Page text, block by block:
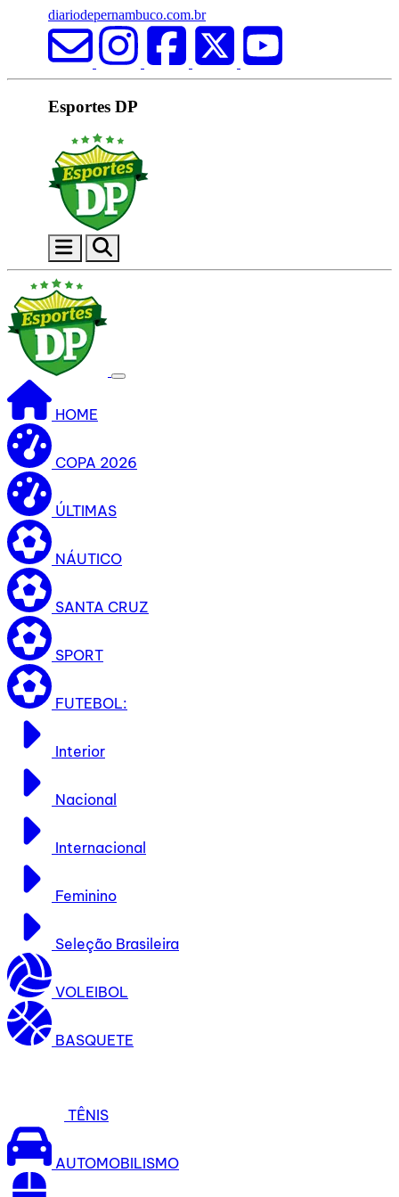
diariodepernambuco.com.br
Esportes DP
HOME
COPA 2026
ÚLTIMAS
NÁUTICO
SANTA CRUZ
SPORT
FUTEBOL:
Interior
Nacional
Internacional
Feminino
Seleção Brasileira
VOLEIBOL
BASQUETE
TÊNIS
AUTOMOBILISMO